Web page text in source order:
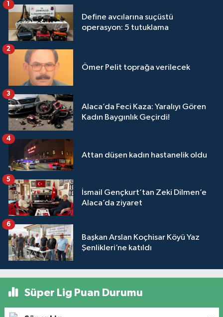
Define avcılarına suçüstü
operasyon: 5 tutuklama
1
Ömer Pelit toprağa verilecek
2
Alaca’da Feci Kaza: Yaralıyı Gören
Kadın Baygınlık Geçirdi!
3
Attan düşen kadın hastanelik oldu
4
İsmail Gençkurt’tan Zeki Dilmen’e
Alaca’da ziyaret
5
Başkan Arslan Koçhisar Köyü Yaz
Şenlikleri’ne katıldı
6
Süper Lig Puan Durumu